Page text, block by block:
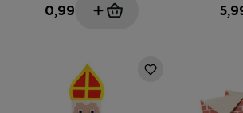
0,99